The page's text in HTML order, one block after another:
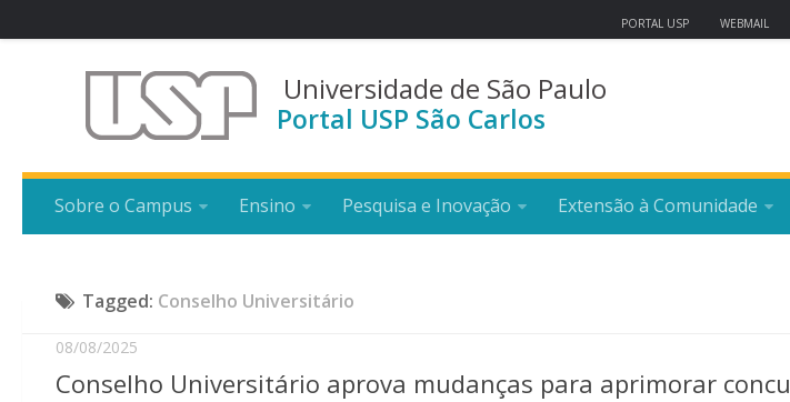
PORTAL USP WEBMAIL
Universidade de São Paulo
Portal USP São Carlos
Sobre o Campus Ensino Pesquisa e Inovação Extensão à Comunidade
Tagged: Conselho Universitário
08/08/2025
Conselho Universitário aprova mudanças para aprimorar